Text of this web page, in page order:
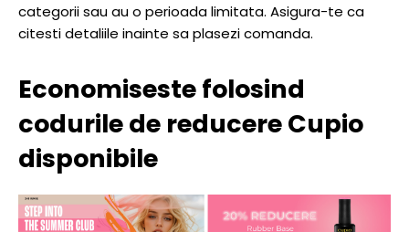
categorii sau au o perioada limitata. Asigura-te ca
citesti detaliile inainte sa plasezi comanda.
Economiseste folosind
codurile de reducere Cupio
disponibile